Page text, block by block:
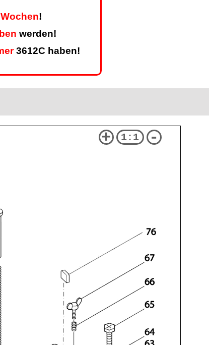
!
werden!
3612C haben!
+ 1:1 -